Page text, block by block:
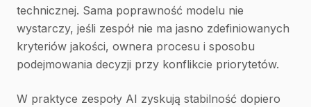
technicznej. Sama poprawność modelu nie
wystarczy, jeśli zespół nie ma jasno zdefiniowanych
kryteriów jakości, ownera procesu i sposobu
podejmowania decyzji przy konflikcie priorytetów.
W praktyce zespoły AI zyskują stabilność dopiero